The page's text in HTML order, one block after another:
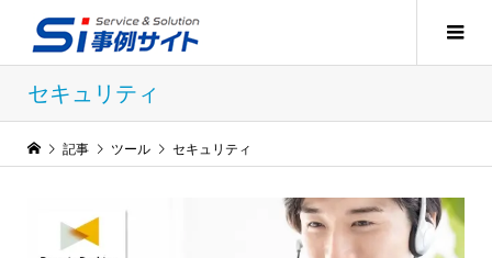
セキュリティ
記事 ツール セキュリティ